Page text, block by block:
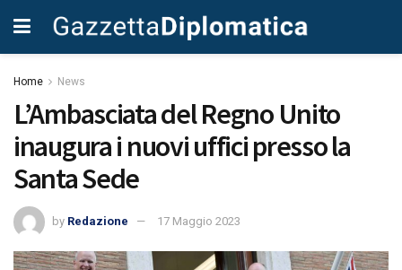
Home News
L’Ambasciata del Regno Unito
inaugura i nuovi uffici presso la
Santa Sede
by Redazione 17 Maggio 2023